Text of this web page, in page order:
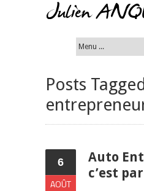
Posts
6
AOÛT
Auto
c’est